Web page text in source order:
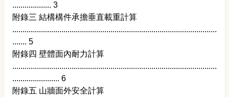
................... 3
附錄三 結構構件承擔垂直載重計算
....................................................................................................
....... 5
附錄四 壁體面內耐力計算
....................................................................................................
....................... 6
附錄五 山牆面外安全計算